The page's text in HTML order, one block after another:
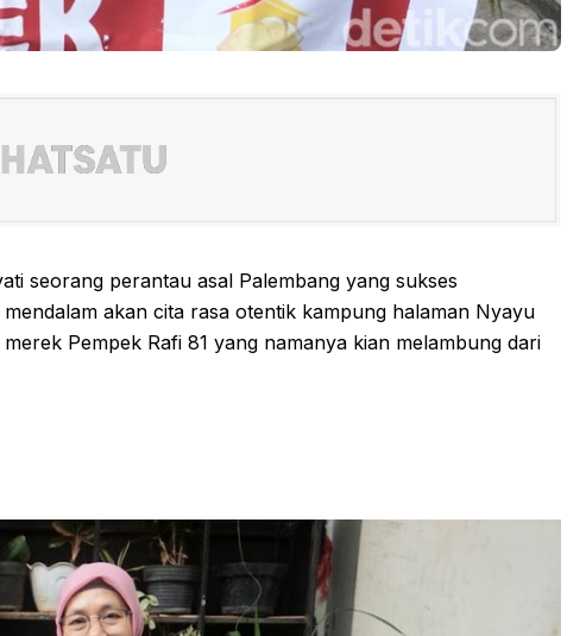
seorang perantau asal Palembang yang sukses
akan cita rasa otentik kampung halaman Nyayu
Pempek Rafi 81 yang namanya kian melambung dari